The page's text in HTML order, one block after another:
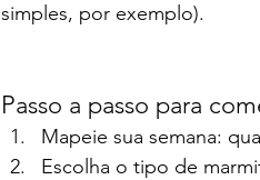
simples, por exemplo).
Passo a passo para
Mapeie sua semana:
Escolha o tipo de